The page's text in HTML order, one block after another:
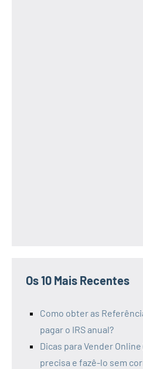
Os 10 Mais Recentes
Como obter as
pagar o IRS anual?
Dicas para Vender
precisa e fazê-lo sem